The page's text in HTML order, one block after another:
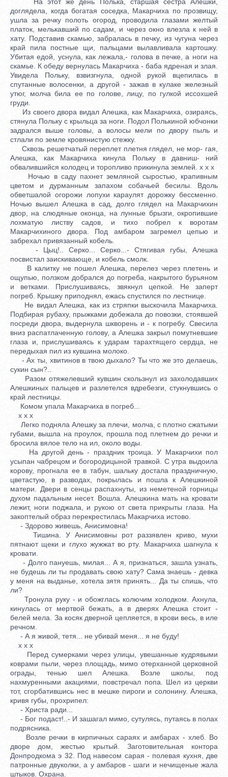
доглядела, когда богатая соседка, Макарчиха по прозвищу,
ушла за речку полоть огород, проводила глазами желтый
платок, мелькавший по садам, и через окно влезла к ней в
хату. Подставив скамью, забралась в печку, из чугуна через
край пила постные щи, пальцами вылавливала картошку.
Убитая едой, уснула, как лежала,- голова в печке, а ноги на
скамье. К обеду вернулась Макарчиха - баба ядреная и злая.
Увидела Польку, взвизгнула, одной рукой вцепилась в
спутанные волосенки, а другой - зажав в кулаке железный
утюг, молча била ее по голове, лицу, по гулкой иссохшей
груди.
Из своего двора видал Алешка, как Макарчиха, озираясь,
стянула Польку с крыльца за ноги. Подол Полькиной юбчонки
задрался выше головы, а волосы мели по двору пыль и
стлали по земле кровянистую стежку.
Сквозь решетчатый переплет плетня глядел, не мор- гая,
Алешка, как Макарчиха кинула Польку в давниш- ний
обвалившийся колодец и торопливо прикинула землей. x x x
Ночью в саду пахнет земляной сыростью, крапивным
цветом и дурманным запахом собачьей бесилы. Вдоль
обветшалой огорожи лопухи караулят дорожку бессменно.
Ночью вышел Алешка в сад, долго глядел на Макарчихин
двор, на слюдяные оконца, на лунные брызги, окропившие
лохматую листву садов, и тихо побрел к воротам
Макарчихиного двора. Под амбаром загремел цепью и
забрехал привязанный кобель.
- Цыц!.. Серко... Серко...- Стягивая губы, Алешка
посвистал заискивающе, и кобель смолк.
В калитку не пошел Алешка, перелез через плетень и
ощупью, ползком добрался до погреба, накрытого бурьяном
и ветками. Прислушиваясь, звякнул цепкой. Не заперт
погреб. Крышку приподнял, ежась спустился по лестнице.
Не видал Алешка, как из стряпки выскочила Макарчиха.
Подбирая рубаху, прыжками добежала до повозки, стоявшей
посреди двора, выдернула шкворень и - к погребу. Свесила
вниз распатлаченную голову, а Алешка закрыл помутневшие
глаза и, прислушиваясь к ударам тарахтящего сердца, не
передыхая пил из кувшина молоко.
- Ах ты, хвитинов в твою дыхало? Ты что же это делаешь,
сукин сын?..
Разом отяжелевший кувшин скользнул из захолодавших
Алешкиных пальцев и разлетелся вдребезги, стукнувшись о
край лестницы.
Комом упала Макарчиха в погреб...
x x x
Легко подняла Алешку за плечи, молча, с плотно сжатыми
губами, вышла на проулок, прошла под плетнем до речки и
бросила вялое тело на ил, около воды.
На другой день - праздник троица. У Макарчихи пол
усыпан чабрецом и богородицыной травкой. С утра выдоила
корову, прогнала ее в табун, шальку достала праздничную,
цветастую, в разводах, покрылась и пошла к Алешкиной
матери. Двери в сенцы распахнуты, из неметеной горницы
духом падальным несет. Вошла. Алешкина мать на кровати
лежит, ноги поджала, и рукою от света прикрыты глаза. На
закоптелый образ перекрестилась Макарчиха истово.
- Здорово живешь, Анисимовна!
Тишина. У Анисимовны рот раззявлен криво, мухи
пятнают щеки и глухо жужжат во рту. Макарчиха шагнула к
кровати.
- Долго пануешь, милая... А я, признаться, зашла узнать,
не будешь ли ты продавать свою хату? Сама знаешь - девка
у меня на выданье, хотела зятя принять... Да ты спишь, что
ли?
Тронула руку - и обожглась колючим холодком. Ахнула,
кинулась от мертвой бежать, а в дверях Алешка стоит -
белей мела. За косяк дверной цепляется, в крови весь, в иле
речном.
- А я живой, тетя... не убивай меня... я не буду!
x x x
Перед сумерками через улицы, увешанные кудрявыми
коврами пыли, через площадь, мимо отерханной церковной
ограды, тенью шел Алешка. Возле школы, под
нахмуренными акациями, повстречал попа. Шел из церкви
тот, сгорбатившись нес в мешке пироги и солонину. Алешка,
кривя губы, прохрипел:
- Христа ради...
- Бог подаст!..- И зашагал мимо, сутулясь, путаясь в полах
подрясника.
Возле речки в кирпичных сараях и амбарах - хлеб. Во
дворе дом, жестью крытый. Заготовительная контора
Донпродкома э 32. Под навесом сарая - полевая кухня, две
патронные двуколки, а у амбаров - шаги и нечищеные жала
штыков. Охрана.